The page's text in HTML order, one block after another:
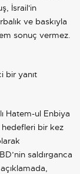
İsrail'in
ve baskıyla
sonuç vermez.
bir yanıt
Hatem-ul Enbiya
hedefleri bir kez
saldırganca